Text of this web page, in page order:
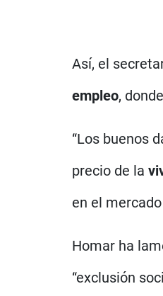
Así, el
empleo,
“Los buenos
precio de la
en el
Homar ha
“exclusión